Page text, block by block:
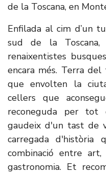
de la Toscana, en
Enfilada al cim d’un
sud de la
renaixentistes
encara més. Terra
que envolten la
cellers que
reconeguda per tot
gaudeix d'un tast de
carregada d'història
combinació entre
gastronomia. Et